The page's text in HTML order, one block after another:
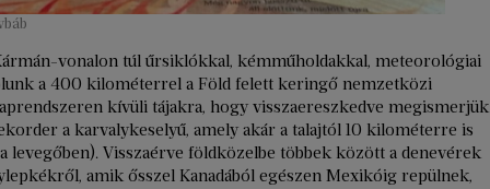
vonalon túl űrsiklókkal, kémműholdakkal, meteorológiai
a 400 kilométerrel a Föld felett keringő nemzetközi
kívüli tájakra, hogy visszaereszkedve megismerjük
a karvalykeselyű, amely akár a talajtól 10 kilométerre is
levegőben). Visszaérve földközelbe többek között a denevérek
amik ősszel Kanadából egészen Mexikóig repülnek,